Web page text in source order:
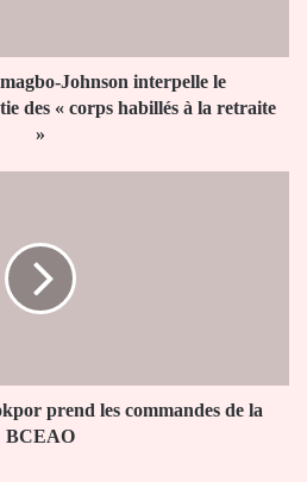
Johnson interpelle le
des « corps habillés à la retraite
»
prend les commandes de la
BCEAO